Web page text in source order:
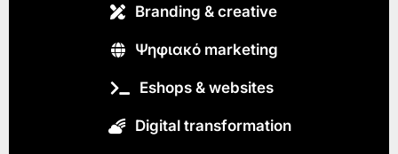
Branding & creative
Ψηφιακό marketing
Eshops & websites
Digital transformation